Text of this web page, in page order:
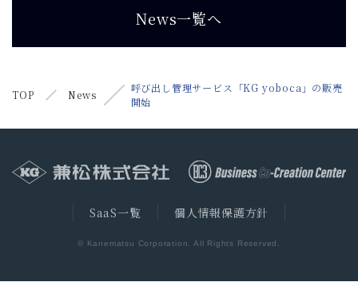
News一覧へ
TOP News
呼び出し管理サービス「KG yoboca」の販売
開始
SaaS一覧 個人情報保護方針
© Kanematsu Corporation. All Rights Reserved.